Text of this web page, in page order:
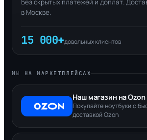
Без скрытых платежей и доплат.
в Москве.
15 000+довольных клиентов
МЫ НА МАРКЕТПЛЕЙСАХ
Наш магазин на Ozon
Покупайте ноутбуки с
доставкой Ozon